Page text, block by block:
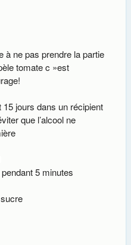
à ne pas prendre la partie
tomate c »est
jours dans un récipient
que l’alcool ne
5 minutes